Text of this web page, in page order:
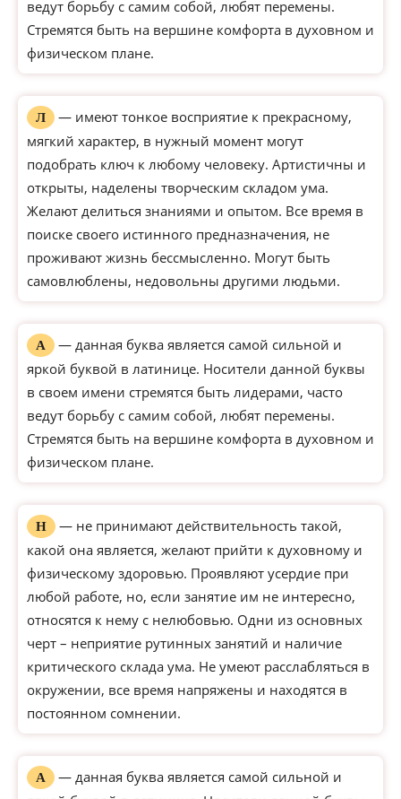
ведут борьбу с самим собой, любят перемены.
Стремятся быть на вершине комфорта в духовном и
физическом плане.
Л
— имеют тонкое восприятие к прекрасному,
мягкий характер, в нужный момент могут
подобрать ключ к любому человеку. Артистичны и
открыты, наделены творческим складом ума.
Желают делиться знаниями и опытом. Все время в
поиске своего истинного предназначения, не
проживают жизнь бессмысленно. Могут быть
самовлюблены, недовольны другими людьми.
А
— данная буква является самой сильной и
яркой буквой в латинице. Носители данной буквы
в своем имени стремятся быть лидерами, часто
ведут борьбу с самим собой, любят перемены.
Стремятся быть на вершине комфорта в духовном и
физическом плане.
Н
— не принимают действительность такой,
какой она является, желают прийти к духовному и
физическому здоровью. Проявляют усердие при
любой работе, но, если занятие им не интересно,
относятся к нему с нелюбовью. Одни из основных
черт – неприятие рутинных занятий и наличие
критического склада ума. Не умеют расслабляться в
окружении, все время напряжены и находятся в
постоянном сомнении.
А
— данная буква является самой сильной и